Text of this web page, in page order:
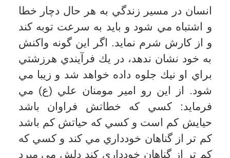
را در انظار مردم انجام دهد، ديگر بازدارنده
اي نيست و از مقام انسانيت سقوط مي كند
و از پست ترين موجودات مي شود، بر اين
اساس حضرت اميرمومنان علي (ع) مي
فرمايد: من لاحياء له لاخير فيه؛ كسي كه
شرم و حيا ندارد خيري در او نيست (غرر
الحكم، ص 646)؛ زيرا اصولا كليد هر خيري
را مي بايست در حيا و شرم جست. الحياء
مفتاح الخير (غرر الحكم، ص 16) بنابر اين
كسي كه حيا و شرم ندارد هيچ در خيري بر
روي او گشاده نيست تا خيري در او باشد و
ديگران از آن خير بهره اي ببرند. پس لازم
است كه از چنين اشخاصي پرهيز كرد؛ زيرا
شر ايشان دامنگير آدمي مي شود.